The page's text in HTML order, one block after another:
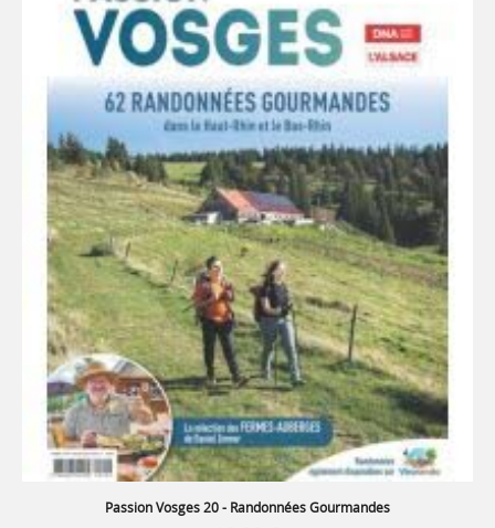
Passion Vosges 20 - Randonnées Gourmandes